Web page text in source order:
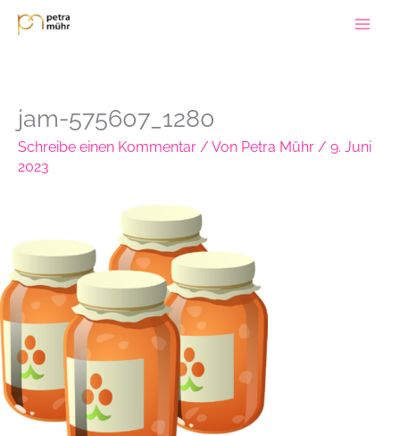
Zum
Inhalt
jam-575607_1280
Schreibe einen Kommentar / Von Petra Mühr / 9. Juni
2023